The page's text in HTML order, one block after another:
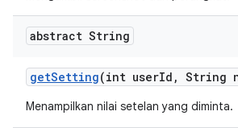
abstract String
getSetting(int userId , String
Menampilkan nilai setelan yang diminta.